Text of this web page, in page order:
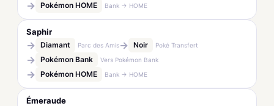
→ Pokémon HOME Bank → HOME
Saphir
→ Diamant Parc des Amis→ Noir Poké Transfert
→ Pokémon Bank Vers Pokémon Bank
→ Pokémon HOME Bank → HOME
Émeraude